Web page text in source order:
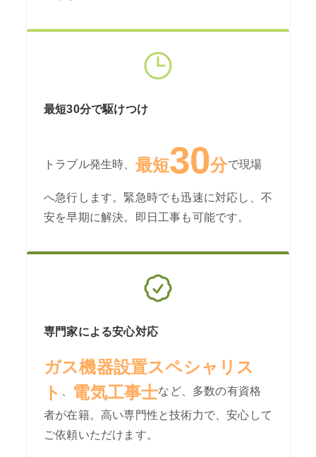
最短30分で駆けつけ
トラブル発生時、 最短30分で現場
へ急行します。緊急時でも迅速に対応し、不
安を早期に解決。即日工事も可能です。
専門家による安心対応
ガス機器設置スペシャリス
ト
電気工事士など、多数の有資格
者が在籍。高い専門性と技術力で、安心して
ご依頼いただけます。